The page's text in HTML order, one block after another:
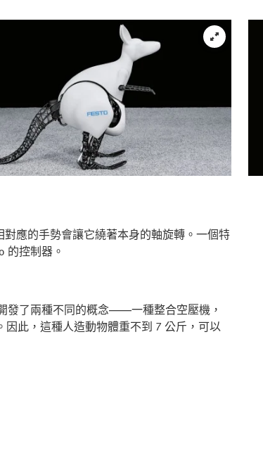
應的手勢會讓它繞著本身的軸旋轉。一個特
的控制器。
發了兩種不同的概念——一種整合空壓機，
此，這種人造動物體重不到 7 公斤，可以